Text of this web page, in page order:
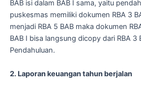
BAB isi dalam BAB I sama, yaitu
puskesmas memiliki dokumen RBA 3
menjadi RBA 5 BAB maka dokumen
BAB I bisa langsung dicopy dari RBA 3
Pendahuluan.
2. Laporan keuangan tahun berjalan